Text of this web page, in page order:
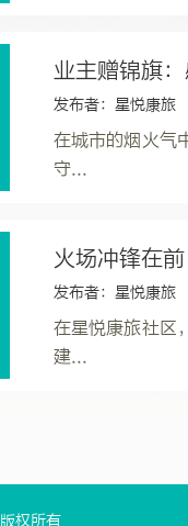
业主赠锦旗
发布者：星悦康
在城市的烟火气
守...
火场冲锋在
发布者：星悦康
在星悦康旅社区
建...
版权所有